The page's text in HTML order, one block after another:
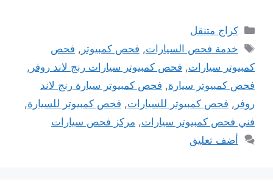
التصنيفات
كراج متنقل
الوسوم
خدمة فحص السيارات, فحص كمبيوتر , فحص
كمبيوتر سيارات, فحص كمبيوتر سيارات رنج لاند روفر ,
فحص كمبيوتر سيارة, فحص كمبيوتر سيارة رنج لاند
روفر , فحص كمبيوتر للسيارات, فحص كمبيوتر للسيارة,
فني فحص كمبيوتر سيارات, مركز فحص سيارات
أضف تعليق